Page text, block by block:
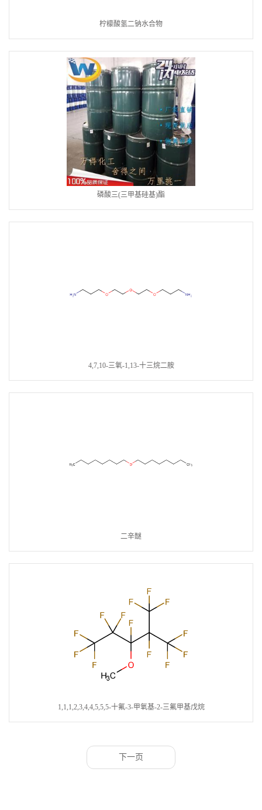
柠檬酸氢二钠水合物
磷酸三(三甲基硅基)酯
4,7,10-三氧-1,13-十三烷二胺
二辛醚
1,1,1,2,3,4,4,5,5,5-十氟-3-甲氧基-2-三氟甲基戊烷
下一页